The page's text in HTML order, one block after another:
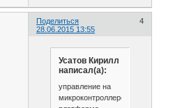
Поделиться
4
28.06.2015 13:55
Усатов Кирилл
написал(а):
управление на
микроконтроллере,